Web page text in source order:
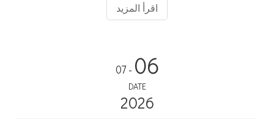
اقرأ المزيد
06
- 07
DATE
2026